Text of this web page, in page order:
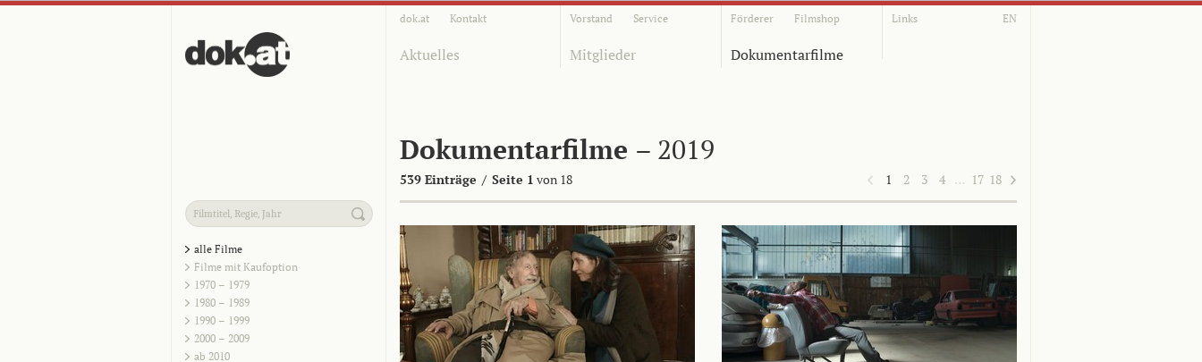
dok.at Kontakt Vorstand Service Förderer Filmshop Links EN
Aktuelles Mitglieder Dokumentarfilme
Dokumentarfilme – 2019
539 Einträge / Seite 1 von 18 1 2 3 4 … 17 18
alle Filme
Filme mit Kaufoption
1970 – 1979
1980 – 1989
1990 – 1999
2000 – 2009
ab 2010